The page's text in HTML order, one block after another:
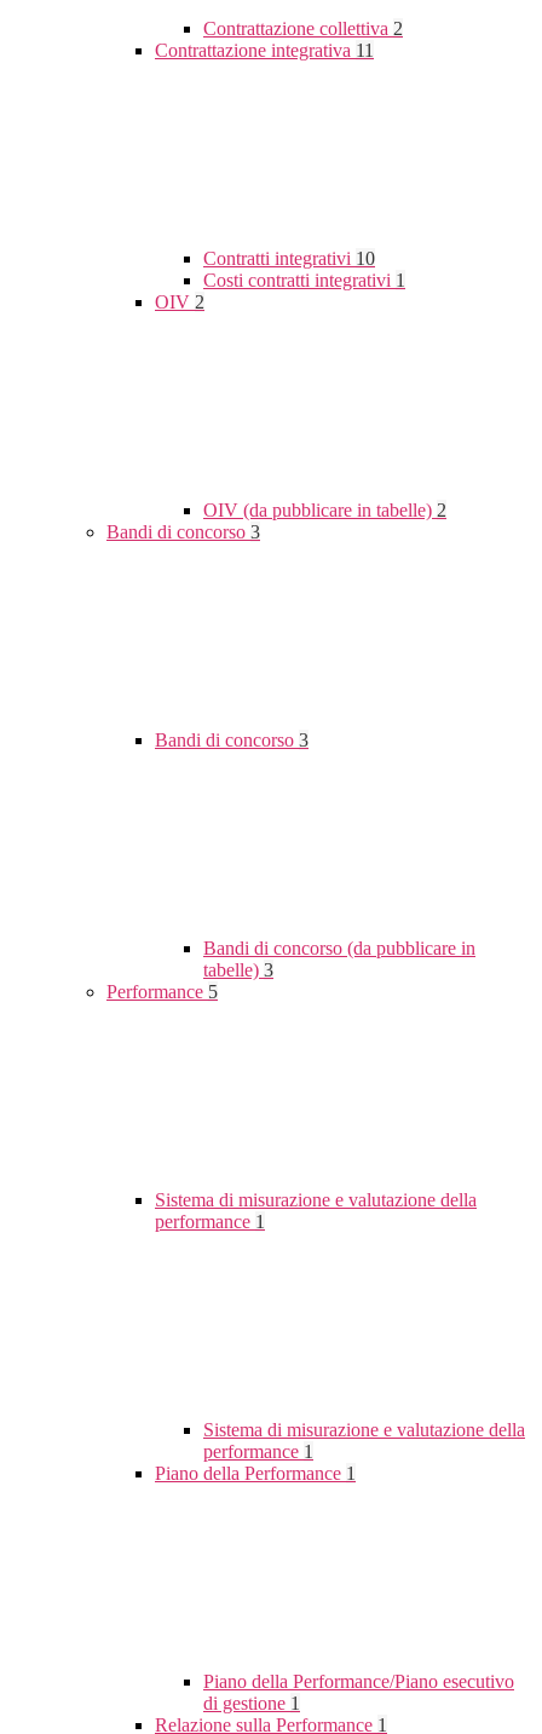
Contrattazione collettiva 2
Contrattazione integrativa 11
Contratti integrativi 10
Costi contratti integrativi 1
OIV 2
OIV (da pubblicare in tabelle) 2
Bandi di concorso 3
Bandi di concorso 3
Bandi di concorso (da pubblicare in
tabelle) 3
Performance 5
Sistema di misurazione e valutazione della
performance 1
Sistema di misurazione e valutazione della
performance 1
Piano della Performance 1
Piano della Performance/Piano esecutivo
di gestione 1
Relazione sulla Performance 1